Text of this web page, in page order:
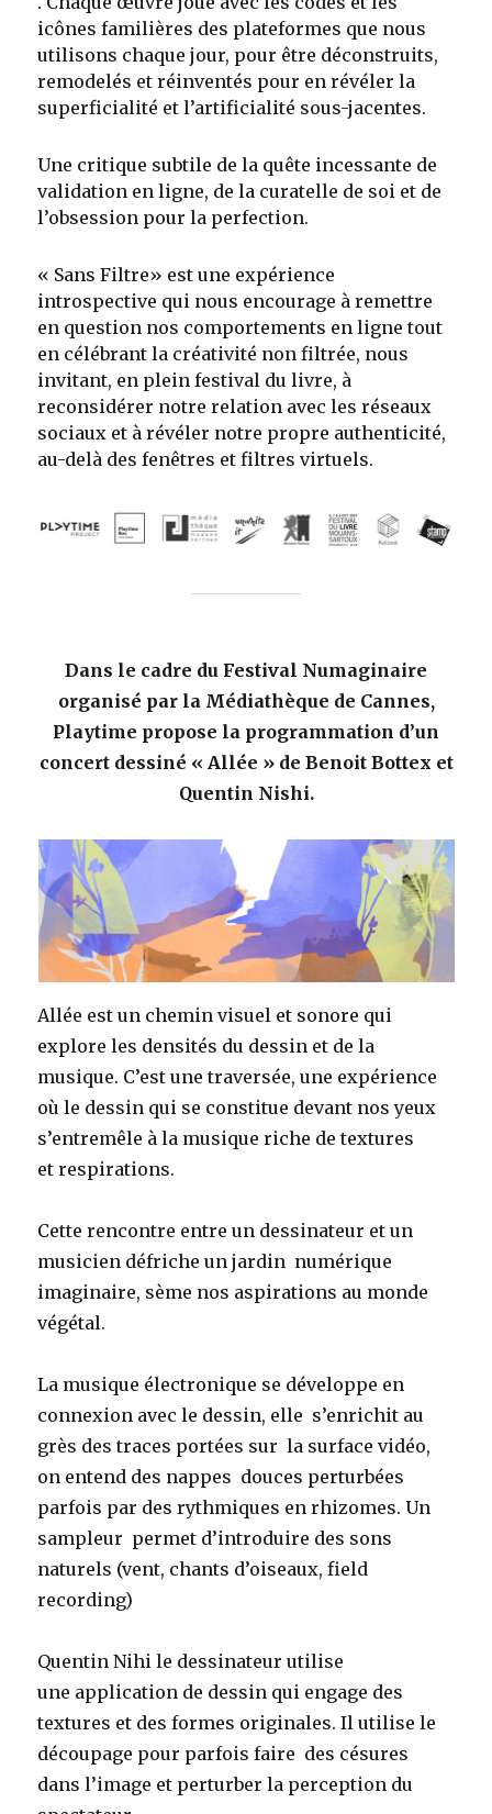
icônes familières des plateformes que nous
utilisons chaque jour, pour être déconstruits,
remodelés et réinventés pour en révéler la
superficialité et l’artificialité sous-jacentes.
Une critique subtile de la quête incessante de
validation en ligne, de la curatelle de soi et de
l’obsession pour la perfection.
« Sans Filtre» est une expérience
introspective qui nous encourage à remettre
en question nos comportements en ligne tout
en célébrant la créativité non filtrée, nous
invitant, en plein festival du livre, à
reconsidérer notre relation avec les réseaux
sociaux et à révéler notre propre authenticité,
au-delà des fenêtres et filtres virtuels.
Dans le cadre du Festival Numaginaire
organisé par la Médiathèque de Cannes,
Playtime propose la programmation d’un
concert dessiné « Allée » de Benoit Bottex et
Quentin Nishi.
Allée est un chemin visuel et sonore qui
explore les densités du dessin et de la
musique. C’est une traversée,une expérience
où le dessin qui se constitue devant nos yeux
s’entremêle à la musique riche de textures
et respirations.
Cette rencontre entre un dessinateur et un
musicien défriche un jardin numérique
imaginaire, sème nos aspirations au monde
végétal.
La musique électronique se développe en
connexion avec le dessin, elle s’enrichit au
grès des traces portées sur la surface vidéo,
on entend des nappes douces perturbées
parfois par des rythmiques en rhizomes. Un
sampleur permet d’introduire des sons
naturels (vent, chants d’oiseaux, field
recording)
Quentin Nihi le dessinateur utilise
une application de dessin qui engage des
textures et des formes originales. Il utilise le
découpage pour parfois faire des césures
dans l’image et perturber la perception du